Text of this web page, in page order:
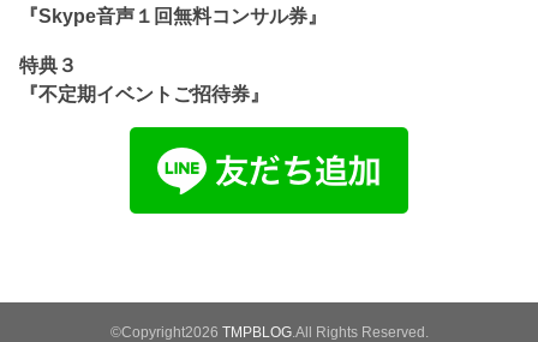
『Skype音声１回無料コンサル券』
特典３
『不定期イベントご招待券』
©Copyright2026 TMPBLOG.All Rights Reserved.